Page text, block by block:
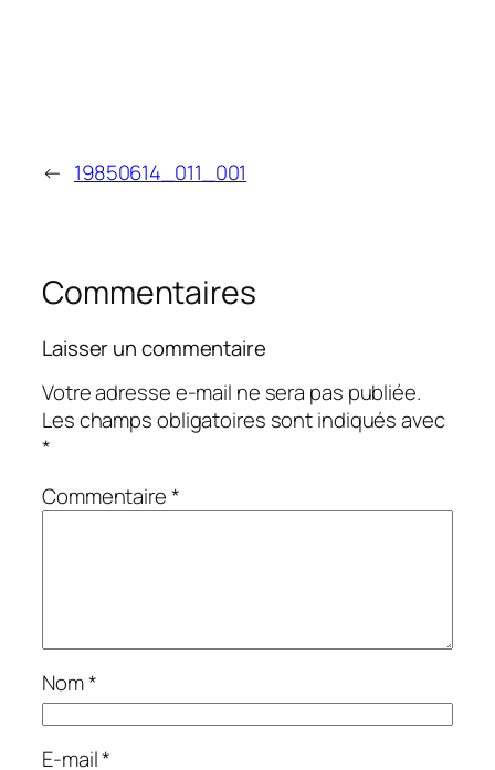
← 19850614_011_001
Commentaires
Laisser un commentaire
Votre adresse e-mail ne sera pas publiée.
Les champs obligatoires sont indiqués avec
*
Commentaire*
Nom*
E-mail*